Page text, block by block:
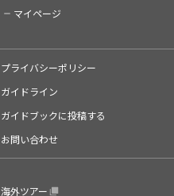
マイページ
プライバシーポリシー
ガイドライン
ガイドブックに投稿する
お問い合わせ
海外ツアー